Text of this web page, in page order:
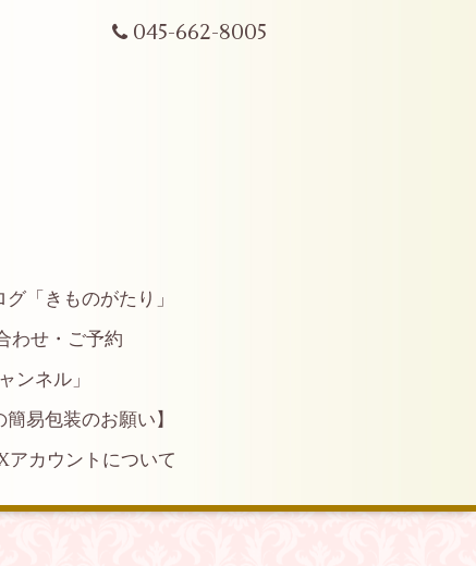
045-662-8005
「きものがたり」
わせ・ご予約
ンネル」
簡易包装のお願い】
アカウントについて